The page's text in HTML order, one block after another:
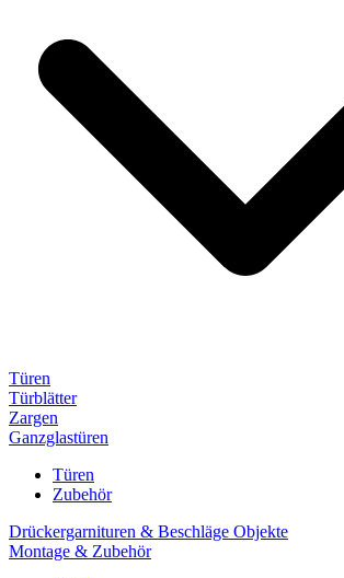
Türen
Türblätter
Zargen
Ganzglastüren
Türen
Zubehör
Drückergarnituren & Beschläge Objekte
Montage & Zubehör